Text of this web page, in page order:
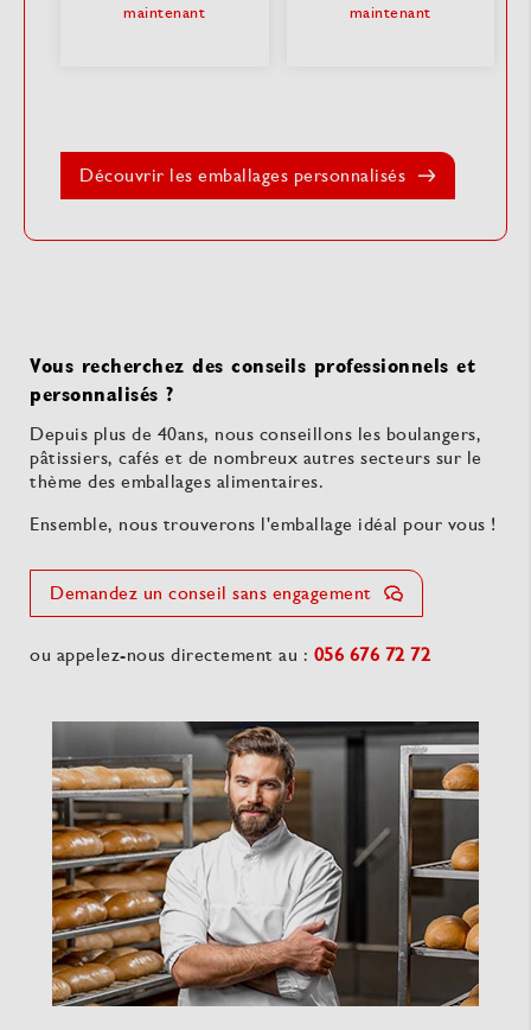
maintenant
maintenant
Découvrir les emballages personnalisés
Vous recherchez des conseils professionnels et
personnalisés ?
Depuis plus de 40ans, nous conseillons les boulangers,
pâtissiers, cafés et de nombreux autres secteurs sur le
thème des emballages alimentaires.
Ensemble, nous trouverons l'emballage idéal pour vous !
Demandez un conseil sans engagement
ou appelez-nous directement au : 056 676 72 72